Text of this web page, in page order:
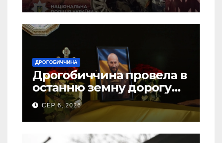
ДРОГОБИЧЧИНА
Дрогобиччина провела в
останню земну дорогу
свого Захисника – Олега
Торського
СЕР 6, 2026